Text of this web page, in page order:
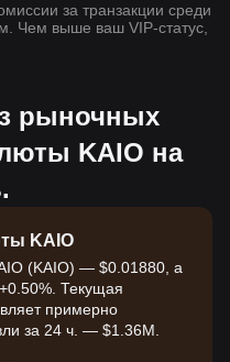
за транзакции среди
Чем выше ваш VIP-статус,
рыночных
KAIO на
KAIO
(KAIO) — $0.01880, а
Текущая
примерно
за 24 ч. — $1.36M.